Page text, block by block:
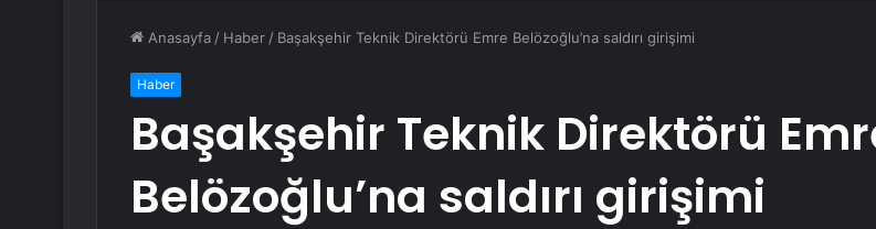
Anasayfa / Haber / Başakşehir Teknik Direktörü Emre Belözoğlu’na saldırı girişimi
Haber
Başakşehir Teknik Direktörü
Belözoğlu’na saldırı girişimi